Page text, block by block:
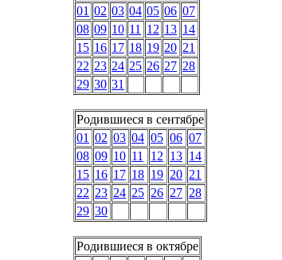
01 02 03 04 05 06 07
08 09 10 11 12 13 14
15 16 17 18 19 20 21
22 23 24 25 26 27 28
29 30 31
Родившиеся в сентябре
01 02 03 04 05 06 07
08 09 10 11 12 13 14
15 16 17 18 19 20 21
22 23 24 25 26 27 28
29 30
Родившиеся в октябре